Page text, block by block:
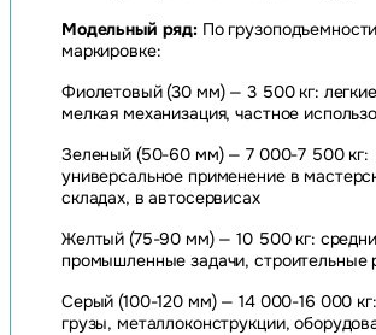
Модельный ряд: По
маркировке:
Фиолетовый (30 мм) — 3 500 кг:
мелкая механизация, частное
Зеленый (50-60 мм) — 7 000-7 500 кг:
универсальное применение в
складах, в автосервисах
Желтый (75-90 мм) — 10 500 кг:
промышленные задачи, строительные
Серый (100-120 мм) — 14 000-16 000
грузы, металлоконструкции,